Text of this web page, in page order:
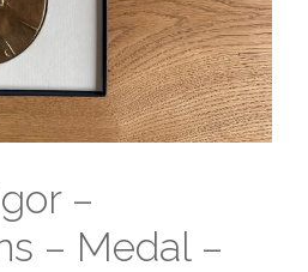
–
– Medal –